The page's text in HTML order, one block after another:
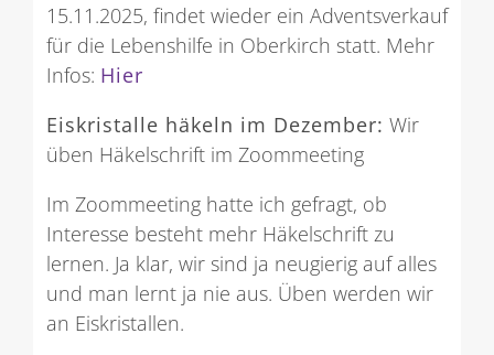
15.11.2025, findet wieder ein Adventsverkauf
für die Lebenshilfe in Oberkirch statt. Mehr
Infos: Hier
Eiskristalle häkeln im Dezember: Wir
üben Häkelschrift im Zoommeeting
Im Zoommeeting hatte ich gefragt, ob
Interesse besteht mehr Häkelschrift zu
lernen. Ja klar, wir sind ja neugierig auf alles
und man lernt ja nie aus. Üben werden wir
an Eiskristallen.